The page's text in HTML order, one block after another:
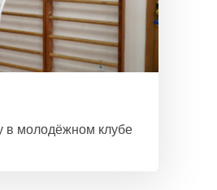
в молодёжном клубе